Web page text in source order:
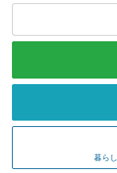
暮ら